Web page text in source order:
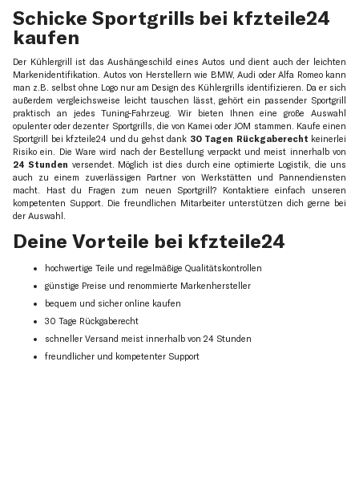
Schicke Sportgrills bei kfzteile24
kaufen
Der Kühlergrill ist das Aushängeschild eines Autos und dient auch der leichten
Markenidentifikation. Autos von Herstellern wie BMW, Audi oder Alfa Romeo kann
man z.B. selbst ohne Logo nur am Design des Kühlergrills identifizieren. Da er sich
außerdem vergleichsweise leicht tauschen lässt, gehört ein passender Sportgrill
praktisch an jedes Tuning-Fahrzeug. Wir bieten Ihnen eine große Auswahl
opulenter oder dezenter Sportgrills, die von Kamei oder JOM stammen. Kaufe einen
Sportgrill bei kfzteile24 und du gehst dank 30 Tagen Rückgaberecht keinerlei
Risiko ein. Die Ware wird nach der Bestellung verpackt und meist innerhalb von
24 Stunden versendet. Möglich ist dies durch eine optimierte Logistik, die uns
auch zu einem zuverlässigen Partner von Werkstätten und Pannendiensten
macht. Hast du Fragen zum neuen Sportgrill? Kontaktiere einfach unseren
kompetenten Support. Die freundlichen Mitarbeiter unterstützen dich gerne bei
der Auswahl.
Deine Vorteile bei kfzteile24
hochwertige Teile und regelmäßige Qualitätskontrollen
günstige Preise und renommierte Markenhersteller
bequem und sicher online kaufen
30 Tage Rückgaberecht
schneller Versand meist innerhalb von 24 Stunden
freundlicher und kompetenter Support